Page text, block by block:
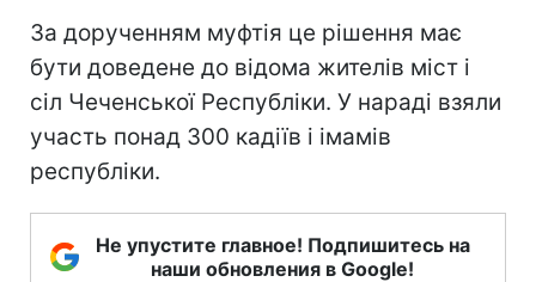
За дорученням муфтія це рішення має
бути доведене до відома жителів міст і
сіл Чеченської Республіки. У нараді взяли
участь понад 300 кадіїв і імамів
республіки.
Не упустите главное! Подпишитесь на
наши обновления в Google!